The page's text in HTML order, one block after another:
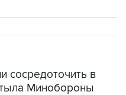
сосредоточить в
Минобороны